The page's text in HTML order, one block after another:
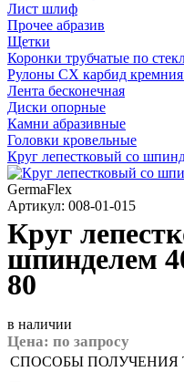
Лист шлиф
Прочее абразив
Щетки
Коронки трубчатые по
Рулоны CX карбид
Лента бесконечная
Диски опорные
Камни абразивные
Головки кровельные
Круг лепестковый со
GermaFlex
Артикул: 008-01-015
Круг
шпинделем
80
в наличии
Цена: по запросу
СПОСОБЫ ПОЛУЧЕНИЯ